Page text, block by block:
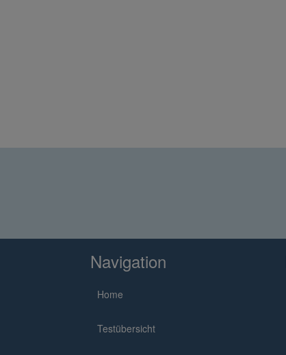
Navigation
Home
Testübersicht